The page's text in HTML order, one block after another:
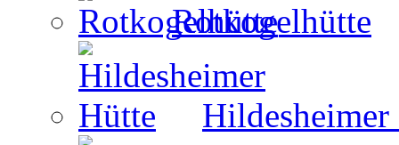
Rotkogelhütte
Hildesheimer